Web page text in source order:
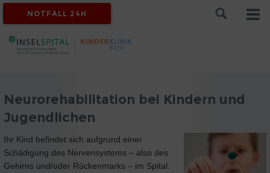
NOTFALL 24H
Neurorehabilitation bei Kindern und
Jugendlichen
Ihr Kind befindet sich aufgrund einer
Schädigung des Nervensystems – also des
Gehirns und/oder Rückenmarks – im Spital.